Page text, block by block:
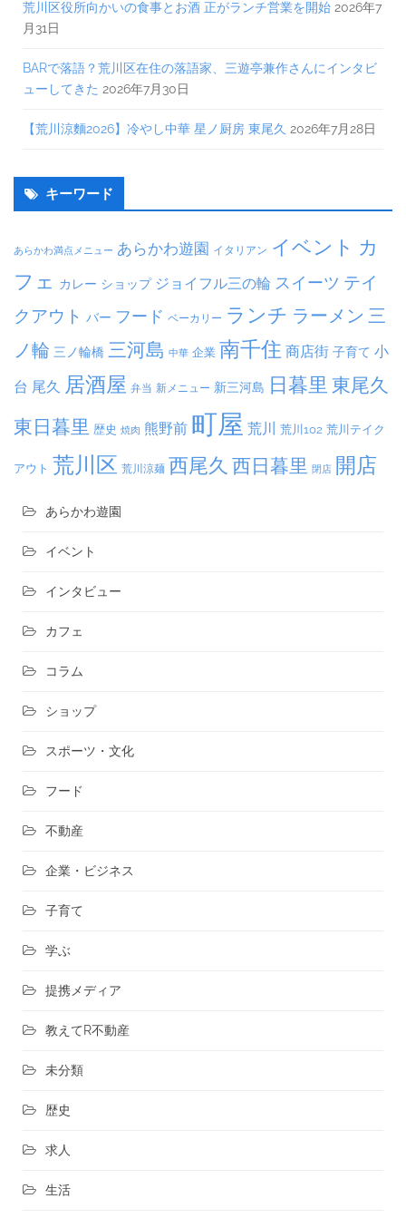
荒川区役所向かいの食事とお酒 正がランチ営業を開始 2026年7
月31日
BARで落語？荒川区在住の落語家、三遊亭兼作さんにインタビ
ューしてきた 2026年7月30日
【荒川涼麵2026】冷やし中華 星ノ厨房 東尾久 2026年7月28日
キーワード
あらかわ満点メニュー あらかわ遊園 イタリアン イベント カ
フェ カレー ショップ ジョイフル三の輪 スイーツ テイ
クアウト バー フード ベーカリー ランチ ラーメン 三
ノ輪 三ノ輪橋 三河島 中華 企業 南千住 商店街 子育て 小
台 尾久 居酒屋 弁当 新メニュー 新三河島 日暮里 東尾久
東日暮里 歴史 焼肉 熊野前 町屋 荒川 荒川102 荒川テイク
アウト 荒川区 荒川涼麺 西尾久 西日暮里 閉店 開店
あらかわ遊園
イベント
インタビュー
カフェ
コラム
ショップ
スポーツ・文化
フード
不動産
企業・ビジネス
子育て
学ぶ
提携メディア
教えてR不動産
未分類
歴史
求人
生活